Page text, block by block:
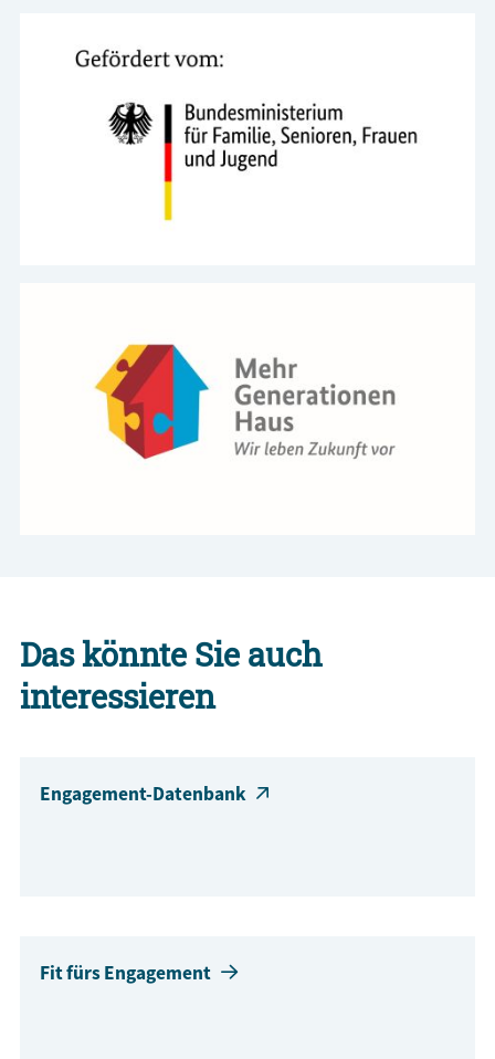
Das könnte Sie auch
interessieren
Engagement-Datenbank
Fit fürs Engagement